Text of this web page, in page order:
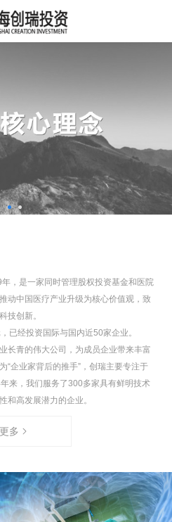
，是一家同时管理股权投资基金和医院
动中国医疗产业升级为核心价值观，致
技创新。
已经投资国际与国内近50家企业。
长青的伟大公司，为成员企业带来丰富
“企业家背后的推手”，创瑞主要专注于
来，我们服务了300多家具有鲜明技术
和高发展潜力的企业。
更多